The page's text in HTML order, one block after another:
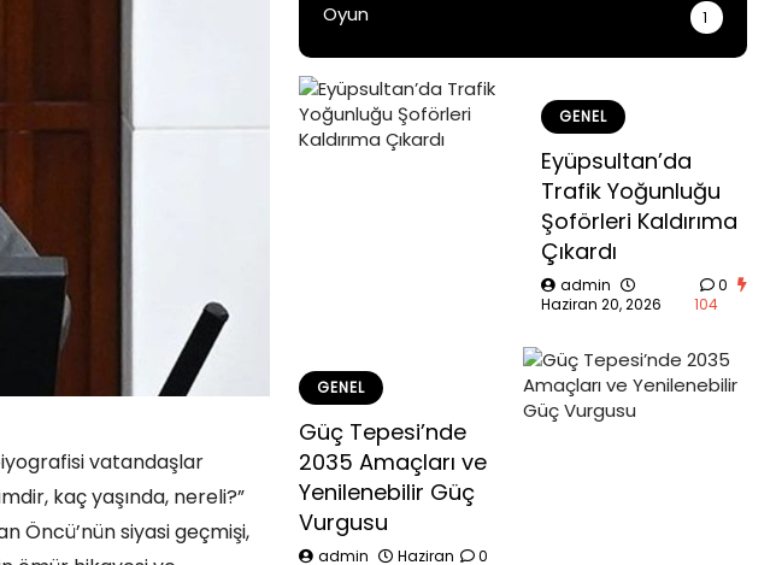
vatandaşlar
kaç yaşında, nereli?”
Öncü’nün siyasi geçmişi,
Oyun 1
GENEL
Eyüpsultan’da
Trafik Yoğunluğu
Şoförleri Kaldırıma
Çıkardı
admin
Haziran 20, 2026
0
104
GENEL
Güç Tepesi’nde
2035 Amaçları ve
Yenilenebilir Güç
Vurgusu
admin
Haziran
0